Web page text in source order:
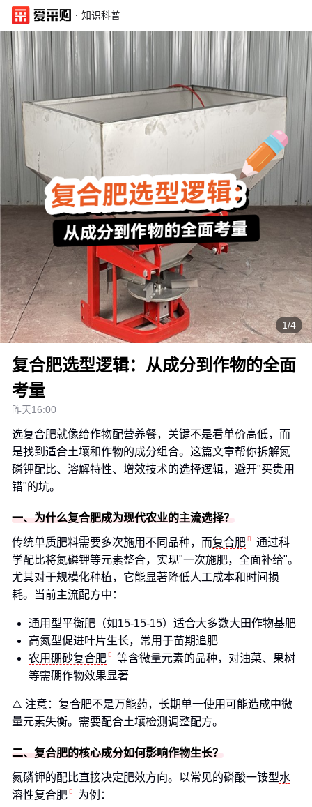
· 知识科普
1/4
复合肥选型逻辑：从成分到作物的全面
考量
昨天16:00
选复合肥就像给作物配营养餐，关键不是看单价高低，而
是找到适合土壤和作物的成分组合。这篇文章帮你拆解氮
磷钾配比、溶解特性、增效技术的选择逻辑，避开"买贵用
错"的坑。
一、为什么复合肥成为现代农业的主流选择？
传统单质肥料需要多次施用不同品种，而复合肥
通过科
学配比将氮磷钾等元素整合，实现"一次施肥，全面补给"。
尤其对于规模化种植，它能显著降低人工成本和时间损
耗。当前主流配方中：
通用型平衡肥（如15-15-15）适合大多数大田作物基肥
高氮型促进叶片生长，常用于苗期追肥
农用硼砂复合肥
等含微量元素的品种，对油菜、果树
等需硼作物效果显著
⚠️ 注意：复合肥不是万能药，长期单一使用可能造成中微
量元素失衡。需要配合土壤检测调整配方。
二、复合肥的核心成分如何影响作物生长？
氮磷钾的配比直接决定肥效方向。以常见的磷酸一铵型水
溶性复合肥
为例：